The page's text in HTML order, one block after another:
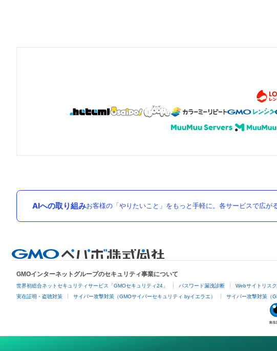
AIへの取り組みお客様の「やりたいこと」をもっと手軽に。各サービスで広が
GMOインターネットグループのセキュリティ事業について
世界初総合ネットセキュリティサービス「GMOセキュリティ24」 パスワード漏洩診断 Webサイトリス
実在証明・盗聴対策 サイバー攻撃対策（GMOサイバーセキュリティ byイエラエ） サイバー攻撃対策（